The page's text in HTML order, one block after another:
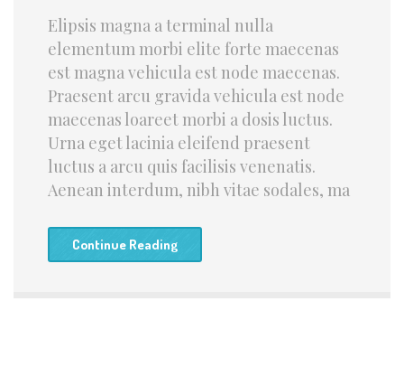
Elipsis magna a terminal nulla
elementum morbi elite forte maecenas
est magna vehicula est node maecenas.
Praesent arcu gravida vehicula est node
maecenas loareet morbi a dosis luctus.
Urna eget lacinia eleifend praesent
luctus a arcu quis facilisis venenatis.
Aenean interdum, nibh vitae sodales, ma
Continue Reading